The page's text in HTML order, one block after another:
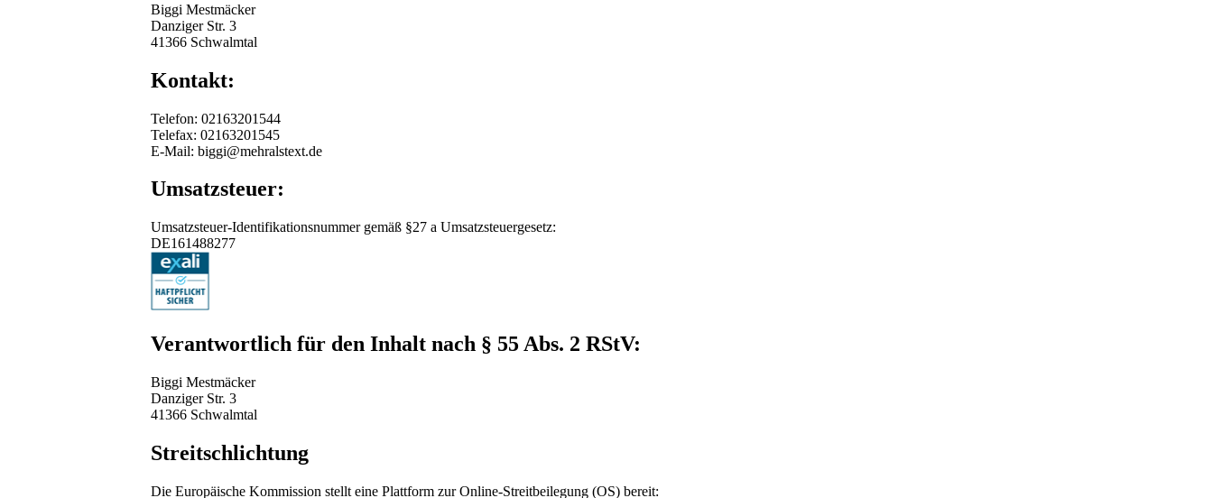
Biggi Mestmäcker
Danziger Str. 3
41366 Schwalmtal
Kontakt:
Telefon: 02163201544
Telefax: 02163201545
E-Mail: biggi@mehralstext.de
Umsatzsteuer:
Umsatzsteuer-Identifikationsnummer gemäß §27 a Umsatzsteuergesetz:
DE161488277
Verantwortlich für den Inhalt nach § 55 Abs. 2 RStV:
Biggi Mestmäcker
Danziger Str. 3
41366 Schwalmtal
Streitschlichtung
Die Europäische Kommission stellt eine Plattform zur Online-Streitbeilegung (OS) bereit: